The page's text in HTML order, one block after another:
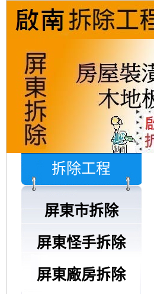
拆除工程
屏東市拆除
屏東怪手拆除
屏東廠房拆除